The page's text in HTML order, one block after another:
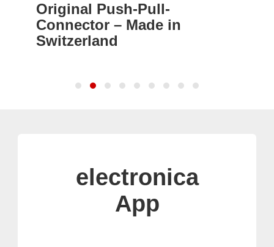
Original Push-Pull-
Connector – Made in
Switzerland
electronica
App